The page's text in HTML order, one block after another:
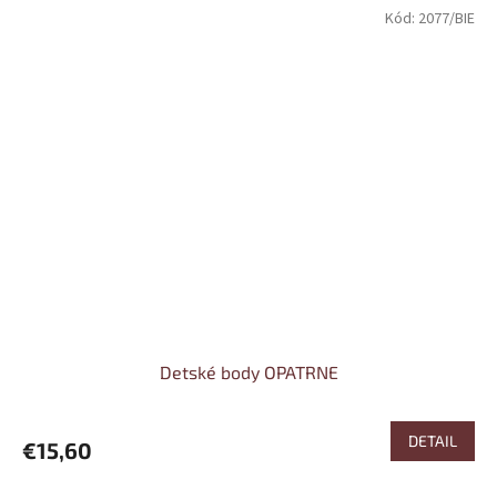
Detské body OPATRNE
€15,60 DETAIL
Kód: 2077/BIE